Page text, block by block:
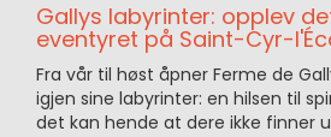
Gallys labyrinter: opplev
eventyret på Saint-Cyr-
Fra vår til høst åpner Ferme de
igjen sine labyrinter: en hilsen til
det kan hende at dere ikke finner